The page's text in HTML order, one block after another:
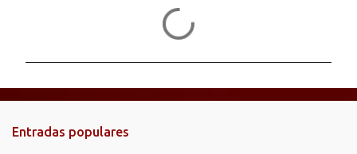
n
t
Entradas populares